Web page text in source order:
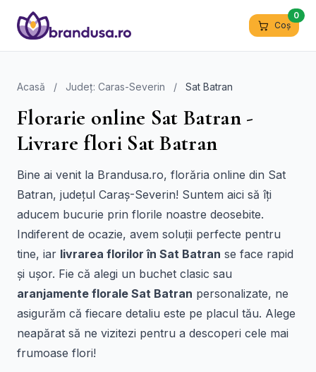
Coș
0
Acasă / Județ: Caras-Severin / Sat Batran
Florarie online Sat Batran -
Livrare flori Sat Batran
Bine ai venit la Brandusa.ro, florăria online din Sat
Batran, județul Caraș-Severin! Suntem aici să îți
aducem bucurie prin florile noastre deosebite.
Indiferent de ocazie, avem soluții perfecte pentru
tine, iar livrarea florilor în Sat Batran se face rapid
și ușor. Fie că alegi un buchet clasic sau
aranjamente florale Sat Batran personalizate, ne
asigurăm că fiecare detaliu este pe placul tău. Alege
neapărat să ne vizitezi pentru a descoperi cele mai
frumoase flori!